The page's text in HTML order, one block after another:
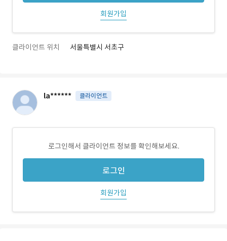
회원가입
클라이언트 위치 서울특별시 서초구
la****** 클라이언트
로그인해서 클라이언트 정보를 확인해보세요.
로그인
회원가입